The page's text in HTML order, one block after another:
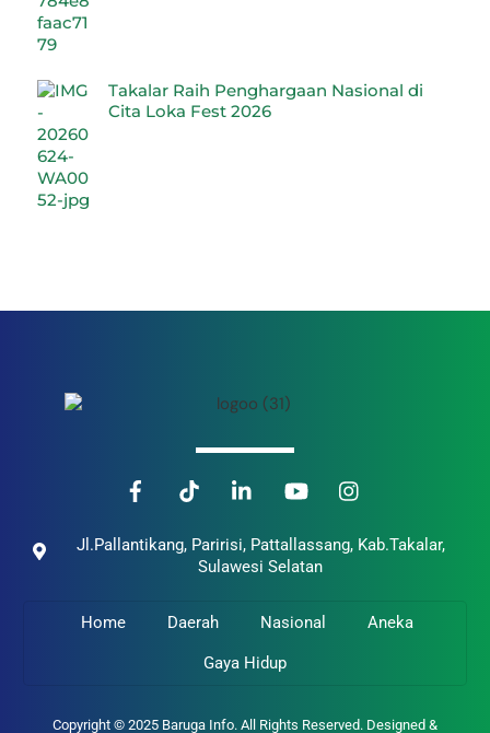
Takalar Raih Penghargaan Nasional di
Cita Loka Fest 2026
Jl.Pallantikang, Paririsi, Pattallassang, Kab.Takalar,
Sulawesi Selatan
Home Daerah Nasional Aneka
Gaya Hidup
Copyright © 2025 Baruga Info. All Rights Reserved. Designed &